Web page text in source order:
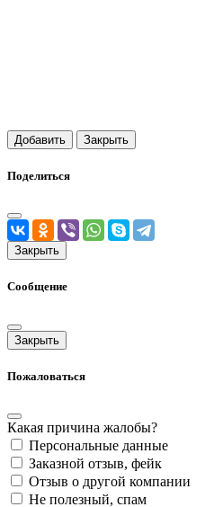
Добавить Закрыть
Поделиться
Закрыть
Сообщение
Закрыть
Пожаловаться
Какая причина жалобы?
Персональные данные
Заказной отзыв, фейк
Отзыв о другой компании
Не полезный, спам